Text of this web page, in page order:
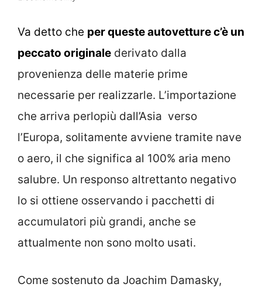
Va detto che per queste autovetture c’è un
peccato originale derivato dalla
provenienza delle materie prime
necessarie per realizzarle. L’importazione
che arriva perlopiù dall’Asia verso
l’Europa, solitamente avviene tramite nave
o aero, il che significa al 100% aria meno
salubre. Un responso altrettanto negativo
lo si ottiene osservando i pacchetti di
accumulatori più grandi, anche se
attualmente non sono molto usati.
Come sostenuto da Joachim Damasky,